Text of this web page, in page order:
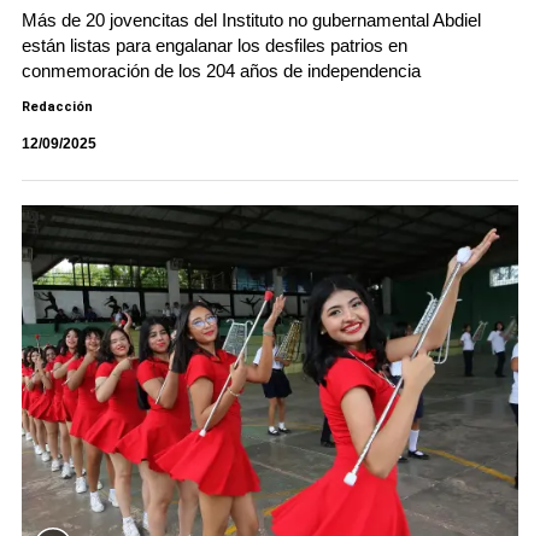
Más de 20 jovencitas del Instituto no gubernamental Abdiel
están listas para engalanar los desfiles patrios en
conmemoración de los 204 años de independencia
Redacción
12/09/2025